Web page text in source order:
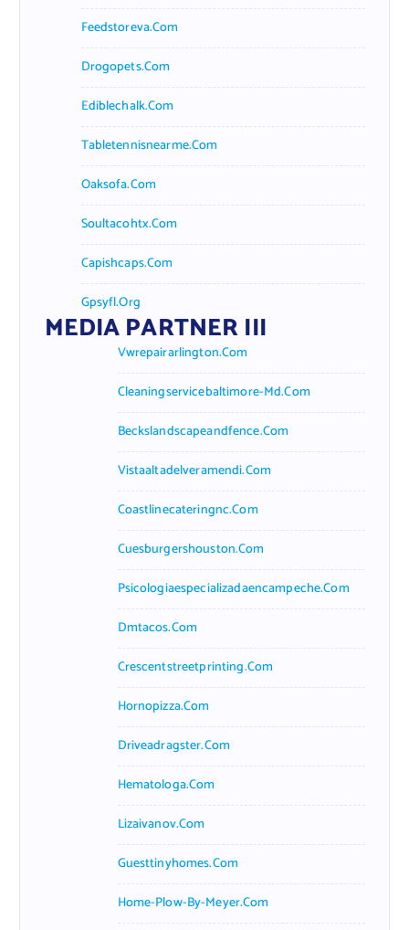
Feedstoreva.com
Drogopets.com
Ediblechalk.com
Tabletennisnearme.com
Oaksofa.com
Soultacohtx.com
Capishcaps.com
Gpsyfl.org
MEDIA PARTNER III
Vwrepairarlington.com
Cleaningservicebaltimore-Md.com
Beckslandscapeandfence.com
Vistaaltadelveramendi.com
Coastlinecateringnc.com
Cuesburgershouston.com
Psicologiaespecializadaencampeche.com
Dmtacos.com
Crescentstreetprinting.com
Hornopizza.com
Driveadragster.com
Hematologa.com
Lizaivanov.com
Guesttinyhomes.com
Home-Plow-By-Meyer.com